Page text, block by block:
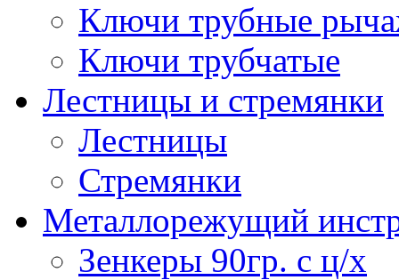
Ключи трубные
Ключи трубчатые
Лестницы и стремянки
Лестницы
Стремянки
Металлорежущий
Зенкеры 90гр. с ц/х